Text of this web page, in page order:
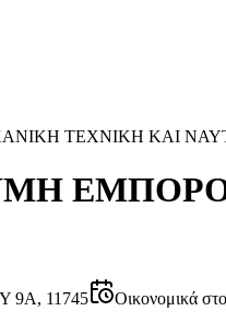
ΤΕΧΝΙΚΗ ΚΑΙ
9Α, 11745 Οικονομικά